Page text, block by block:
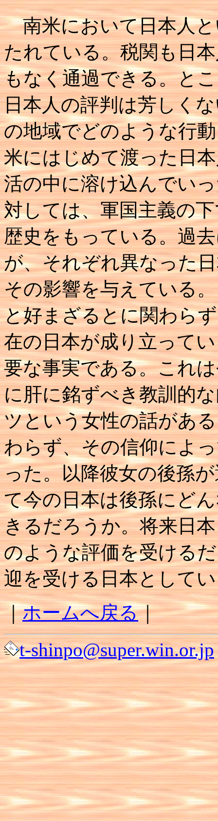
南米において日本人と
たれている。税関も日
もなく通過できる。と
日本人の評判は芳しく
の地域でどのような行
米にはじめて渡った日
活の中に溶け込んでい
対しては、軍国主義の
歴史をもっている。過
が、それぞれ異なった
その影響を与えている
と好まざるとに関わら
在の日本が成り立って
要な事実である。これ
に肝に銘ずべき教訓的
ツという女性の話があ
わらず、その信仰によ
った。以降彼女の後孫
て今の日本は後孫にど
きるだろうか。将来日
のような評価を受ける
迎を受ける日本として
｜ホームへ戻る｜
t-shinpo@super.win.or.jp